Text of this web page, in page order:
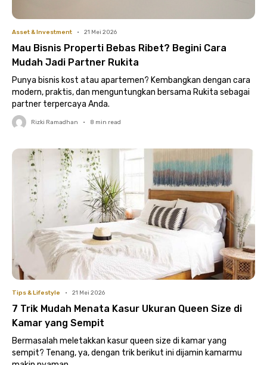
Asset & Investment • 21 Mei 2026
Mau Bisnis Properti Bebas Ribet? Begini Cara
Mudah Jadi Partner Rukita
Punya bisnis kost atau apartemen? Kembangkan dengan cara
modern, praktis, dan menguntungkan bersama Rukita sebagai
partner terpercaya Anda.
Rizki Ramadhan • 8 min read
Tips & Lifestyle • 21 Mei 2026
7 Trik Mudah Menata Kasur Ukuran Queen Size di
Kamar yang Sempit
Bermasalah meletakkan kasur queen size di kamar yang
sempit? Tenang, ya, dengan trik berikut ini dijamin kamarmu